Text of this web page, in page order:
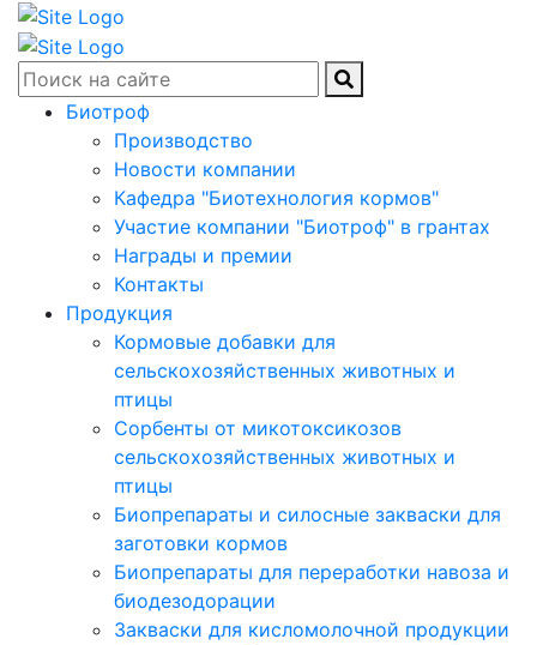
Биотроф
Производство
Новости компании
Кафедра "Биотехнология кормов"
Участие компании "Биотроф" в грантах
Награды и премии
Контакты
Продукция
Кормовые добавки для
сельскохозяйственных животных и
птицы
Сорбенты от микотоксикозов
сельскохозяйственных животных и
птицы
Биопрепараты и силосные закваски для
заготовки кормов
Биопрепараты для переработки навоза и
биодезодорации
Закваски для кисломолочной продукции